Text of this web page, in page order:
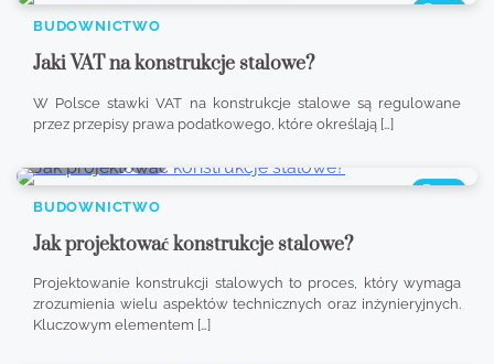
335
BUDOWNICTWO
Jaki VAT na konstrukcje stalowe?
W Polsce stawki VAT na konstrukcje stalowe są regulowane
przez przepisy prawa podatkowego, które określają […]
339
BUDOWNICTWO
Jak projektować konstrukcje stalowe?
Projektowanie konstrukcji stalowych to proces, który wymaga
zrozumienia wielu aspektów technicznych oraz inżynieryjnych.
Kluczowym elementem […]